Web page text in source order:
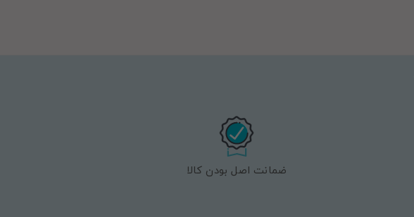
ضمانت اصل بودن کالا